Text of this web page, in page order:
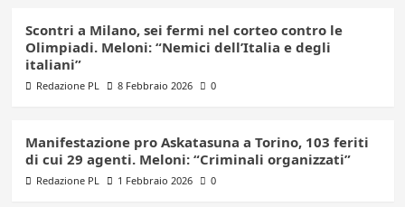
Scontri a Milano, sei fermi nel corteo contro le
Olimpiadi. Meloni: “Nemici dell’Italia e degli
italiani”
Redazione PL 8 Febbraio 2026 0
Manifestazione pro Askatasuna a Torino, 103 feriti
di cui 29 agenti. Meloni: “Criminali organizzati”
Redazione PL 1 Febbraio 2026 0